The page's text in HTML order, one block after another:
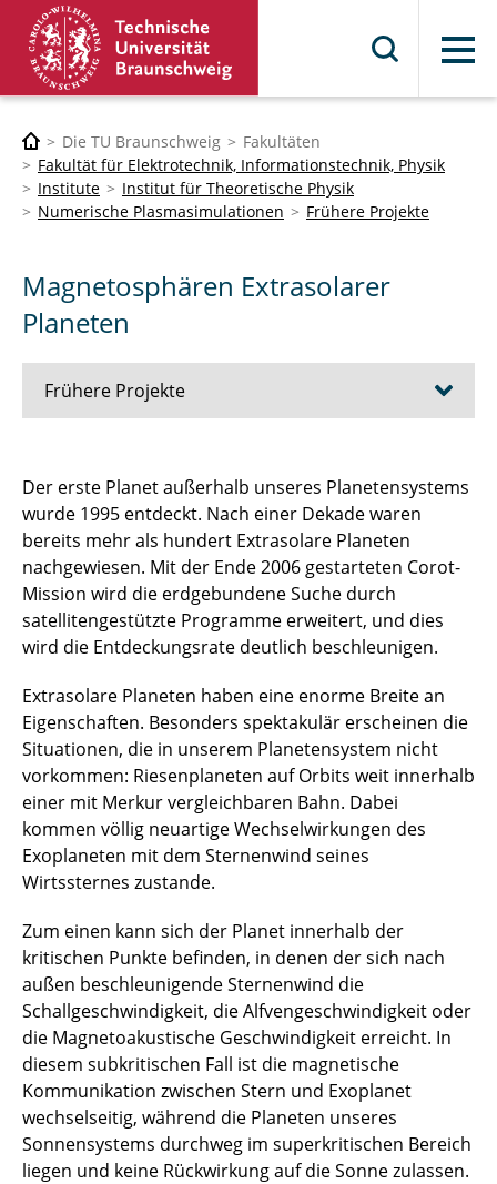
Menü
Die TU Braunschweig
Fakultäten
Fakultät für Elektrotechnik, Informationstechnik, Physik
Institute
Institut für Theoretische Physik
Numerische Plasmasimulationen
Frühere Projekte
Magnetosphären Extrasolarer
Planeten
Frühere Projekte
Sonnenwind-Kometen- Wechselwirkung
Plasma-Umgebung von Mars und Venus
Merkur
Computersimulation von
Meteoriteneinschlägen
Nichtgleichgewichts-Systeme
Signalanalyse
Ionen-Triebwerk
Mass loading
Plasmadynamik in Staubwolken
Multi-Ionen-Stosswellen
Titan in der Magnetosphäre des Saturn
Der erste Planet außerhalb unseres Planetensystems
wurde 1995 entdeckt. Nach einer Dekade waren
bereits mehr als hundert Extrasolare Planeten
nachgewiesen. Mit der Ende 2006 gestarteten Corot-
Mission wird die erdgebundene Suche durch
satellitengestützte Programme erweitert, und dies
wird die Entdeckungsrate deutlich beschleunigen.
Extrasolare Planeten haben eine enorme Breite an
Eigenschaften. Besonders spektakulär erscheinen die
Situationen, die in unserem Planetensystem nicht
vorkommen: Riesenplaneten auf Orbits weit innerhalb
einer mit Merkur vergleichbaren Bahn. Dabei
kommen völlig neuartige Wechselwirkungen des
Exoplaneten mit dem Sternenwind seines
Wirtssternes zustande.
Zum einen kann sich der Planet innerhalb der
kritischen Punkte befinden, in denen der sich nach
außen beschleunigende Sternenwind die
Schallgeschwindigkeit, die Alfvengeschwindigkeit oder
die Magnetoakustische Geschwindigkeit erreicht. In
diesem subkritischen Fall ist die magnetische
Kommunikation zwischen Stern und Exoplanet
wechselseitig, während die Planeten unseres
Sonnensystems durchweg im superkritischen Bereich
liegen und keine Rückwirkung auf die Sonne zulassen.